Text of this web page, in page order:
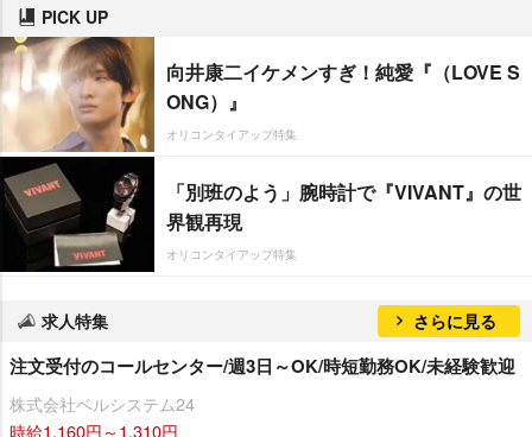
PICK UP
向井康二イケメンすぎ！純愛『（LOVE S
ONG）』
オリコンタイアップ特集
「別班のよう」腕時計で『VIVANT』の世
界観再現
オリコンタイアップ特集
求人特集 さらに見る
注文受付のコールセンター/週3日～OK/時短勤務OK/未経験歓迎
株式会社ベルシステム24
時給1,160円～1,310円